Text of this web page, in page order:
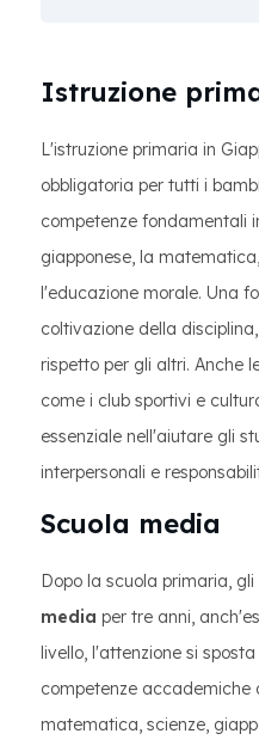
Istruzione
L'istruzione primaria in
obbligatoria per tutti i
competenze fondamentali
giapponese, la
l'educazione morale. Una
coltivazione della
rispetto per gli altri. Anche
come i club sportivi e
essenziale nell'aiutare gli
interpersonali e
Scuola media
Dopo la scuola primaria,
media per tre anni,
livello, l'attenzione si
competenze accademiche
matematica, scienze,